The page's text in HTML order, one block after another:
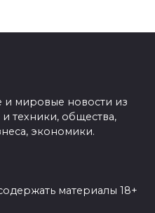
и мировые новости из
и техники, общества,
экономики.
материалы 18+